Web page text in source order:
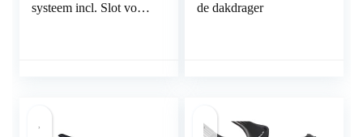
systeem incl. Slot voor
de dakdrager